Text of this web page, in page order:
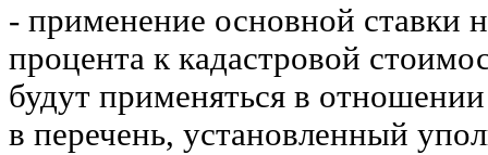
- применение основной ставки
процента к кадастровой
будут применяться в
в перечень, установленный